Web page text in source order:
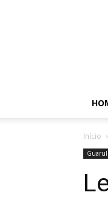
Início